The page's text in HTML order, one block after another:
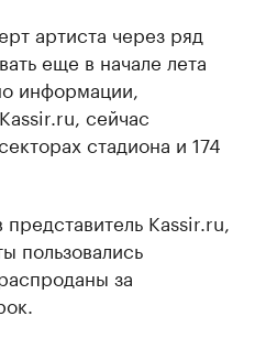
артиста через ряд
еще в начале лета
информации,
сейчас
стадиона и 174
Kassir.ru,
пользовались
за